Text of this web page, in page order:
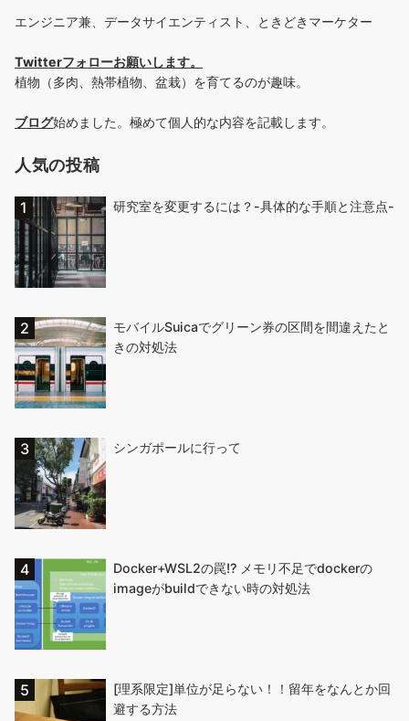
エンジニア兼、データサイエンティスト、ときどきマーケター
Twitterフォローお願いします。
植物（多肉、熱帯植物、盆栽）を育てるのが趣味。
ブログ始めました。極めて個人的な内容を記載します。
人気の投稿
研究室を変更するには？-具体的な手順と注意点-
モバイルSuicaでグリーン券の区間を間違えたと
きの対処法
シンガポールに行って
Docker+WSL2の罠!? メモリ不足でdockerの
imageがbuildできない時の対処法
[理系限定]単位が足らない！！留年をなんとか回
避する方法